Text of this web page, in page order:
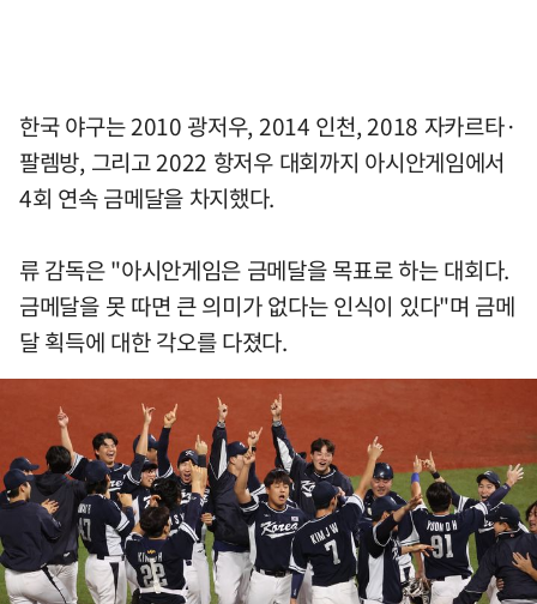
한국 야구는 2010 광저우, 2014 인천, 2018 자카르타·
팔렘방, 그리고 2022 항저우 대회까지 아시안게임에서
4회 연속 금메달을 차지했다.
류 감독은 "아시안게임은 금메달을 목표로 하는 대회다.
금메달을 못 따면 큰 의미가 없다는 인식이 있다"며 금메
달 획득에 대한 각오를 다졌다.